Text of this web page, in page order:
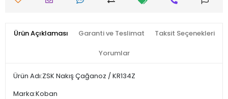
Ürün Açıklaması Garanti ve Teslimat Taksit Seçenekleri
Yorumlar
Ürün Adı:ZSK Nakış Çağanoz / KR134Z
Marka:Koban